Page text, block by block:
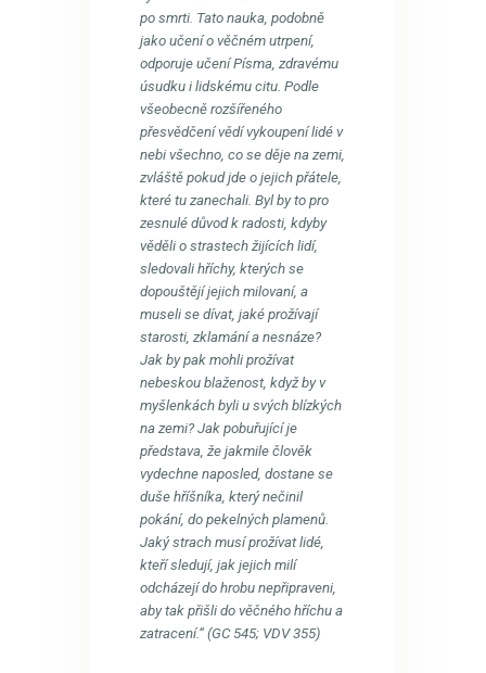
po smrti. Tato nauka, podobně
jako učení o věčném utrpení,
odporuje učení Písma, zdravému
úsudku i lidskému citu. Podle
všeobecně rozšířeného
přesvědčení vědí vykoupení lidé v
nebi všechno, co se děje na zemi,
zvláště pokud jde o jejich přátele,
které tu zanechali. Byl by to pro
zesnulé důvod k radosti, kdyby
věděli o strastech žijících lidí,
sledovali hříchy, kterých se
dopouštějí jejich milovaní, a
museli se dívat, jaké prožívají
starosti, zklamání a nesnáze?
Jak by pak mohli prožívat
nebeskou blaženost, když by v
myšlenkách byli u svých blízkých
na zemi? Jak pobuřující je
představa, že jakmile člověk
vydechne naposled, dostane se
duše hříšníka, který nečinil
pokání, do pekelných plamenů.
Jaký strach musí prožívat lidé,
kteří sledují, jak jejich milí
odcházejí do hrobu nepřipraveni,
aby tak přišli do věčného hříchu a
zatracení.“ (GC 545; VDV 355)